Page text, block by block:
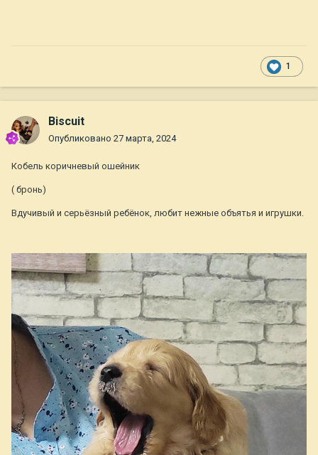
1
Biscuit
Опубликовано 27 марта, 2024
Кобель коричневый ошейник
( бронь)
Вдучивый и серьёзный ребёнок, любит нежные объятья и игрушки.